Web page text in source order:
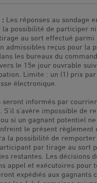
: Les réponses au sondage
la possibilité de participer
au sort effectué parmi
admissibles reçus pour la
les bureaux du
le 15e jour ouvrable
Limite : un (1) prix
électronique.
seront informés par courrier
s’avère impossible de
si un gagnant potentiel
le présent règlement
la possibilité de
par tirage au sort
restantes. Les décisions
appel et exécutoires pour
expédiés aux gagnants